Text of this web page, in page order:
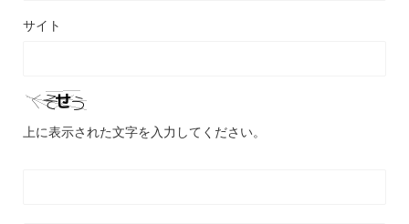
サイト
上に表示された文字を入力してください。